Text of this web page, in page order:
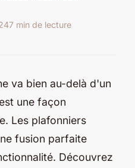
7 min de lecture
va bien au-delà d'un
une façon
Les plafonniers
fusion parfaite
Découvrez